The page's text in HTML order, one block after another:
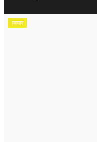
व्यापार